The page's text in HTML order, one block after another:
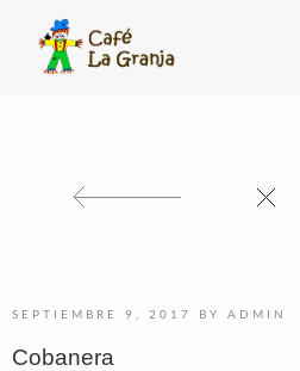
SEPTIEMBRE 9, 2017 BY ADMIN
Cobanera